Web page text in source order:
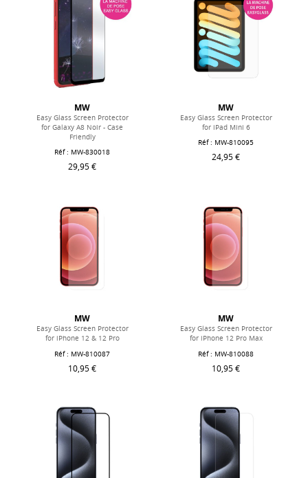
MW
Easy Glass Screen Protector
for Galaxy A8 Noir - Case
Friendly
Réf : MW-830018
29,95 €
MW
Easy Glass Screen Protector
for iPad Mini 6
Réf : MW-810095
24,95 €
MW
Easy Glass Screen Protector
for iPhone 12 & 12 Pro
Réf : MW-810087
10,95 €
MW
Easy Glass Screen Protector
for iPhone 12 Pro Max
Réf : MW-810088
10,95 €